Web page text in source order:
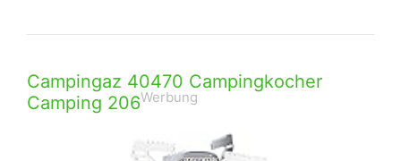
Campingaz 40470 Campingkocher
Camping 206Werbung